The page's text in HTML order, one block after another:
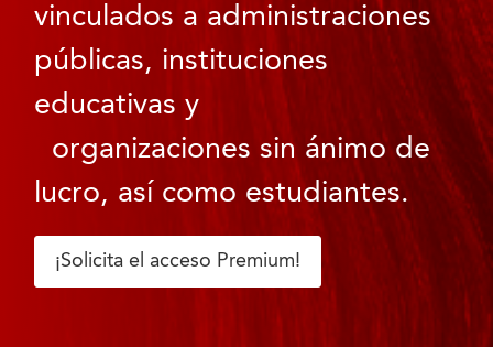
vinculados a administraciones
públicas, instituciones
educativas y
organizaciones sin ánimo de
lucro, así como estudiantes.
¡Solicita el acceso Premium!